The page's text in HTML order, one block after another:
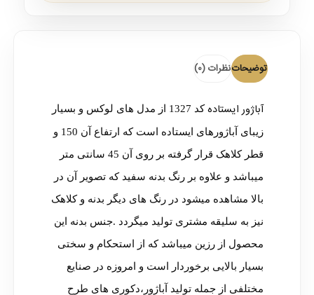
توضیحاتنظرات (0)
آباژور ایستاده کد 1327 از مدل های لوکس و بسیار
زیبای آباژورهای ایستاده است که ارتفاع آن 150 و
قطر کلاهک قرار گرفته بر روی آن 45 سانتی متر
میباشد و علاوه بر رنگ بدنه سفید که تصویر آن در
بالا مشاهده میشود در رنگ های دیگر بدنه و کلاهک
نیز به سلیقه مشتری تولید میگردد .جنس بدنه این
محصول از رزین میباشد که از استحکام و سختی
بسیار بالایی برخوردار است و امروزه در صنایع
مختلفی از جمله تولید آباژور،دکوری های طرح